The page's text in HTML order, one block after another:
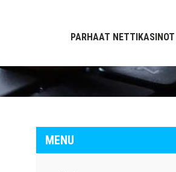
PARHAAT
MENU